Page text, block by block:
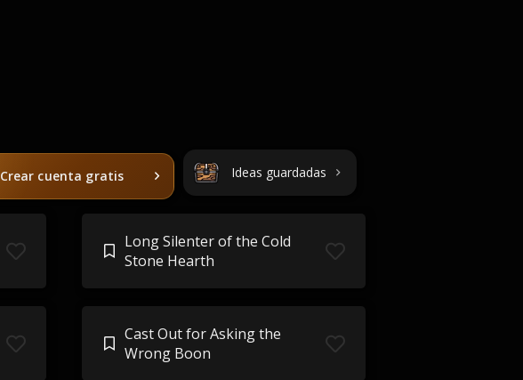
Crear cuenta gratis Ideas guardadas
Long Silenter of the Cold
Stone Hearth
Cast Out for Asking the
Wrong Boon